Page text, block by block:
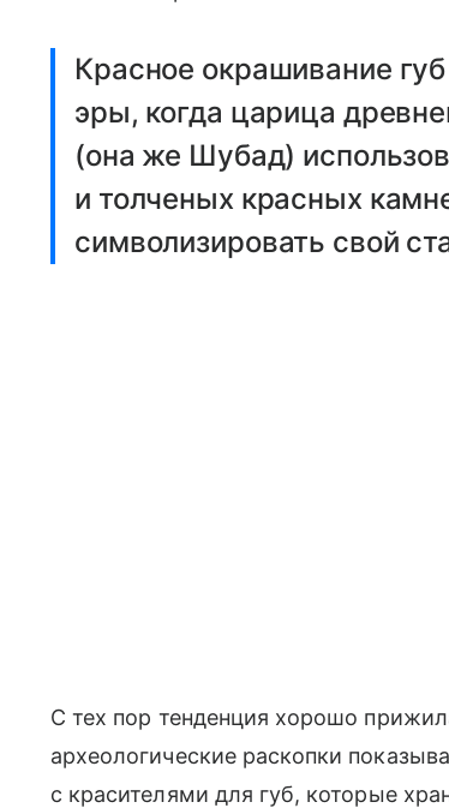
Красное окрашивание
эры, когда царица
(она же Шубад)
и толченых красных
символизировать свой
С тех пор тенденция хорошо
археологические раскопки
с красителями для губ, которые